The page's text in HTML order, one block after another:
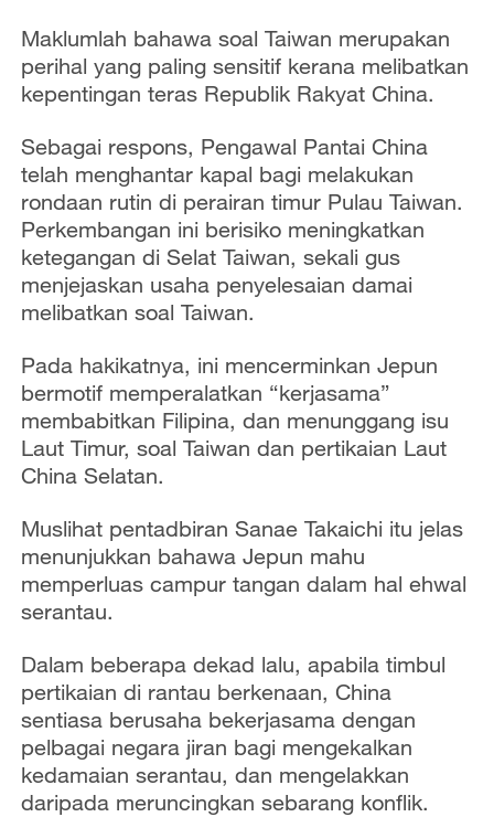
Maklumlah bahawa soal Taiwan merupakan
perihal yang paling sensitif kerana melibatkan
kepentingan teras Republik Rakyat China.
Sebagai respons, Pengawal Pantai China
telah menghantar kapal bagi melakukan
rondaan rutin di perairan timur Pulau Taiwan.
Perkembangan ini berisiko meningkatkan
ketegangan di Selat Taiwan, sekali gus
menjejaskan usaha penyelesaian damai
melibatkan soal Taiwan.
Pada hakikatnya, ini mencerminkan Jepun
bermotif memperalatkan “kerjasama”
membabitkan Filipina, dan menunggang isu
Laut Timur, soal Taiwan dan pertikaian Laut
China Selatan.
Muslihat pentadbiran Sanae Takaichi itu jelas
menunjukkan bahawa Jepun mahu
memperluas campur tangan dalam hal ehwal
serantau.
Dalam beberapa dekad lalu, apabila timbul
pertikaian di rantau berkenaan, China
sentiasa berusaha bekerjasama dengan
pelbagai negara jiran bagi mengekalkan
kedamaian serantau, dan mengelakkan
daripada meruncingkan sebarang konflik.